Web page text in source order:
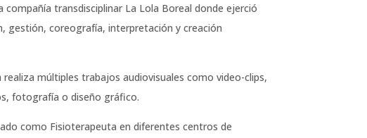
compañía transdisciplinar La Lola Boreal donde ejerció
gestión, coreografía, interpretación y creación
realiza múltiples trabajos audiovisuales como video-clips,
fotografía o diseño gráfico.
como Fisioterapeuta en diferentes centros de